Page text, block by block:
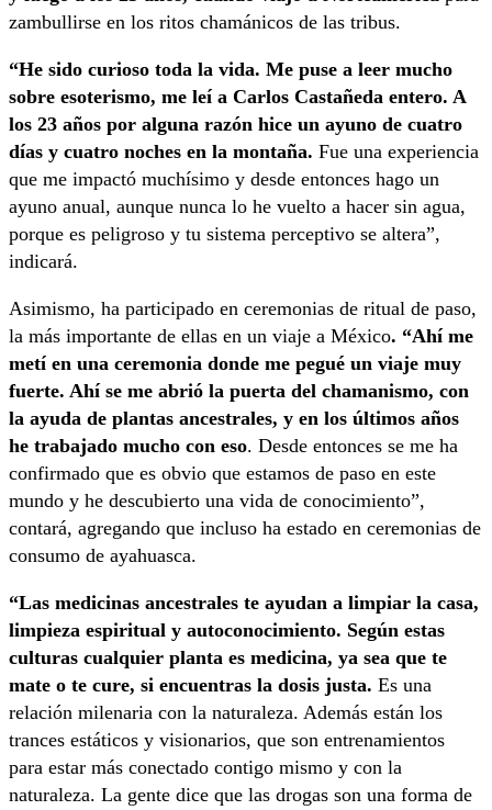
zambullirse en los ritos chamánicos de las tribus.
“He sido curioso toda la vida. Me puse a leer mucho
sobre esoterismo, me leí a Carlos Castañeda entero. A
los 23 años por alguna razón hice un ayuno de cuatro
días y cuatro noches en la montaña. Fue una experiencia
que me impactó muchísimo y desde entonces hago un
ayuno anual, aunque nunca lo he vuelto a hacer sin agua,
porque es peligroso y tu sistema perceptivo se altera”,
indicará.
Asimismo, ha participado en ceremonias de ritual de paso,
la más importante de ellas en un viaje a México. “Ahí me
metí en una ceremonia donde me pegué un viaje muy
fuerte. Ahí se me abrió la puerta del chamanismo, con
la ayuda de plantas ancestrales, y en los últimos años
he trabajado mucho con eso. Desde entonces se me ha
confirmado que es obvio que estamos de paso en este
mundo y he descubierto una vida de conocimiento”,
contará, agregando que incluso ha estado en ceremonias de
consumo de ayahuasca.
“Las medicinas ancestrales te ayudan a limpiar la casa,
limpieza espiritual y autoconocimiento. Según estas
culturas cualquier planta es medicina, ya sea que te
mate o te cure, si encuentras la dosis justa. Es una
relación milenaria con la naturaleza. Además están los
trances estáticos y visionarios, que son entrenamientos
para estar más conectado contigo mismo y con la
naturaleza. La gente dice que las drogas son una forma de